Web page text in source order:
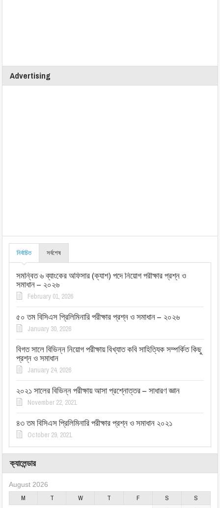
Advertising
নির্বাচিত সর্বশেষ
সমন্বিত ৬ ব্যাংকের অফিসার (ক্যাশ) পদে নিয়োগ পরীক্ষার প্রশ্ন ও
সমাধান – ২০২৬
February 01, 2026
৫০ তম বিসিএস প্রিলিমিনারি পরীক্ষার প্রশ্ন ও সমাধান – ২০২৬
January 30, 2026
বিগত সালে বিভিন্ন নিয়োগ পরীক্ষায় বিখ্যাত কবি সাহিত্যিক সম্পর্কিত কিছু
প্রশ্ন ও সমাধান
January 24, 2026
২০২১ সালের বিভিন্ন পরীক্ষায় আসা প্রশ্নোত্তর – সাধারণ জ্ঞান
November 22, 2021
৪৩ তম বিসিএস প্রিলিমিনারি পরীক্ষার প্রশ্ন ও সমাধান ২০২১
October 29, 2021
ক্যালেন্ডার
August 2026
M T W T F S S